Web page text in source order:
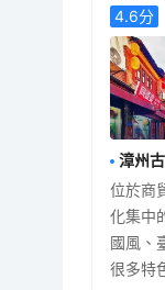
4.6分
漳州
位於商
化集中
國風、
很多特